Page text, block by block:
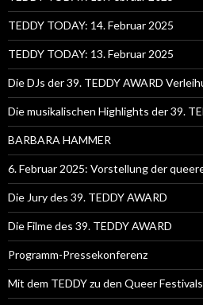
TEDDY TODAY: 14. Februar 2025
TEDDY TODAY: 13. Februar 2025
Die DJs der 39. TEDDY AWARD
Die musikalischen Highlights der 39.
BARBARA HAMMER
6. Februar 2025: Vorstellung der
Die Jury des 39. TEDDY AWARD
Die Filme des 39. TEDDY AWARD
Programm-Pressekonferenz
Mit dem TEDDY zu den Queer